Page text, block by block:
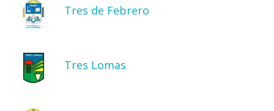
Tres de Febrero
Tres Lomas